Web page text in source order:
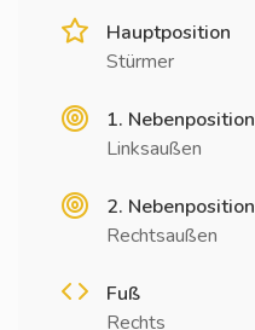
Hauptposition
Stürmer
1. Nebenposition
Linksaußen
2. Nebenposition
Rechtsaußen
Fuß
Rechts